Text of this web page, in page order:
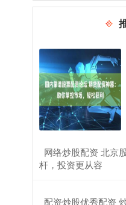
网络炒股配资 北京
杆，投资更从容
配资炒股优秀配资